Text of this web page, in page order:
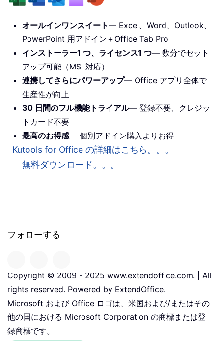
オールインワンスイート— Excel、Word、Outlook、
PowerPoint 用アドイン＋Office Tab Pro
インストーラー1 つ、ライセンス1 つ— 数分でセット
アップ可能（MSI 対応）
連携してさらにパワーアップ— Office アプリ全体で
生産性が向上
30 日間のフル機能トライアル— 登録不要、クレジッ
トカード不要
最高のお得感— 個別アドイン購入よりお得
Kutools for Office の詳細はこちら。。。
無料ダウンロード。。。
フォローする
Copyright © 2009 - 2025 www.extendoffice.com. | All
rights reserved. Powered by ExtendOffice.
Microsoft および Office ロゴは、米国および/またはその
他の国における Microsoft Corporation の商標または登
録商標です。